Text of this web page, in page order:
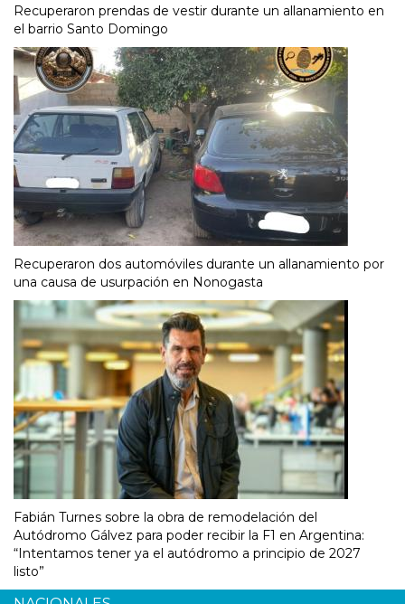
Recuperaron prendas de vestir durante un allanamiento en
el barrio Santo Domingo
Recuperaron dos automóviles durante un allanamiento por
una causa de usurpación en Nonogasta
Fabián Turnes sobre la obra de remodelación del
Autódromo Gálvez para poder recibir la F1 en Argentina:
“Intentamos tener ya el autódromo a principio de 2027
listo”